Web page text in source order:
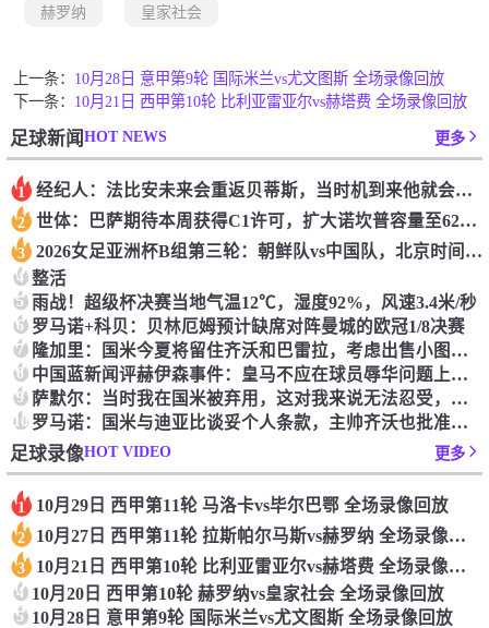
赫罗纳 皇家社会
上一条： 10月28日 意甲第9轮 国际米兰vs尤文图斯 全场录像回放
下一条： 10月21日 西甲第10轮 比利亚雷亚尔vs赫塔费 全场录像回放
足球新闻HOT NEWS 更多
1 经纪人：法比安未来会重返贝蒂斯，当时机到来他就会有所行动
2 世体：巴萨期待本周获得C1许可，扩大诺坎普容量至62000人
3 2026女足亚洲杯B组第三轮：朝鲜队vs中国队，北京时间3月9日17:00
4 整活
5 雨战！超级杯决赛当地气温12℃，湿度92%，风速3.4米/秒
6 罗马诺+科贝：贝林厄姆预计缺席对阵曼城的欧冠1/8决赛
7 隆加里：国米今夏将留住齐沃和巴雷拉，考虑出售小图拉姆和恰20
8 中国蓝新闻评赫伊森事件：皇马不应在球员辱华问题上当鸵鸟
9 萨默尔：当时我在国米被弃用，这对我来说无法忍受，所以选择离队
10 罗马诺：国米与迪亚比谈妥个人条款，主帅齐沃也批准了这笔交易
足球录像HOT VIDEO 更多
1 10月29日 西甲第11轮 马洛卡vs毕尔巴鄂 全场录像回放
2 10月27日 西甲第11轮 拉斯帕尔马斯vs赫罗纳 全场录像回放
3 10月21日 西甲第10轮 比利亚雷亚尔vs赫塔费 全场录像回放
4 10月20日 西甲第10轮 赫罗纳vs皇家社会 全场录像回放
5 10月28日 意甲第9轮 国际米兰vs尤文图斯 全场录像回放